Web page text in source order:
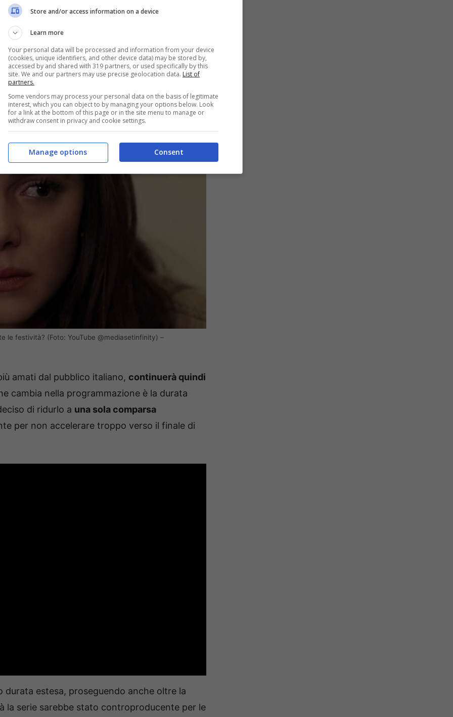
Tornando su Canale 5, ci sarà spazio per
soap turca
ha infatti previsto un solo appuntamento
le festività? (Foto: YouTube @mediasetinfinity) –
amati dal pubblico italiano, continuerà quindi
cambia nella programmazione è la durata
di ridurlo a una sola comparsa
per non accelerare troppo verso il finale di
durata estesa, proseguendo anche oltre la
la serie sarebbe stato controproducente per le
Store and/or access information on a device
Learn more
Your personal data will be processed and information from your device
(cookies, unique identifiers, and other device data) may be stored by,
accessed by and shared with 319 partners, or used specifically by this
site. We and our partners may use precise geolocation data. List of
partners.
Some vendors may process your personal data on the basis of legitimate
interest, which you can object to by managing your options below. Look
for a link at the bottom of this page or in the site menu to manage or
withdraw consent in privacy and cookie settings.
Consent
Manage options